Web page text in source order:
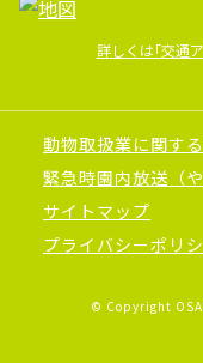
詳しくは｢交通
動物取扱業に関す
緊急時園内放送（
サイトマップ
プライバシーポリ
© Copyright